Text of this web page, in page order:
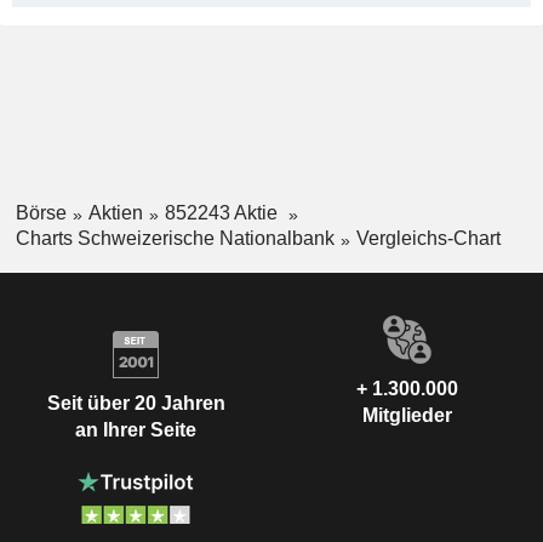
Börse Aktien
852243 Aktie
Charts Schweizerische Nationalbank
Vergleichs-Chart
Seit über 20 Jahren
an Ihrer Seite
+ 1.300.000
Mitglieder